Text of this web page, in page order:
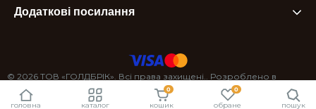
Додаткові посилання
© 2026 ТОВ «ГОЛДБРІК». Всі права захищені.. Розроблено в
StexSoft
головна каталог
0
кошик
0
обране пошук